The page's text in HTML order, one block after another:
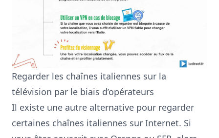
Regarder les chaînes italiennes sur la
télévision par le biais d’opérateurs
Il existe une autre alternative pour regarder
certaines chaînes italiennes sur Internet. Si